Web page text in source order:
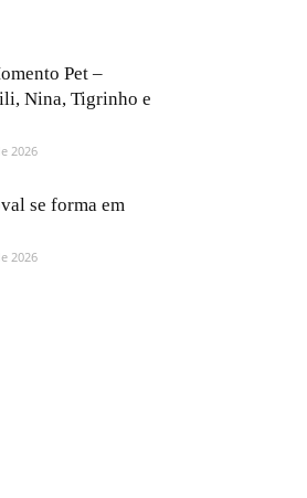
Pet –
Nina, Tigrinho e
2026
se forma em
2026